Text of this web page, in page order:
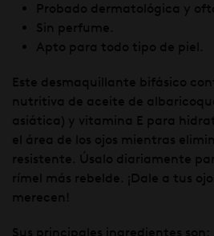
Probado dermatológica y
Sin perfume.
Apto para todo tipo de piel.
Este desmaquillante bifásico
nutritiva de aceite de
asiática) y vitamina E para
el área de los ojos mientras
resistente. Úsalo diariamente
rímel más rebelde. ¡Dale a tus
merecen!
Sus principales ingredientes son: